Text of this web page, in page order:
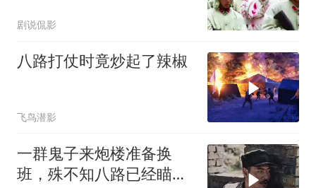
剧说侃影
八路打仗时竟炒起了辣椒
飞鸟潜影
一群鬼子来炮楼准备换
班，殊不知八路已经瞄准